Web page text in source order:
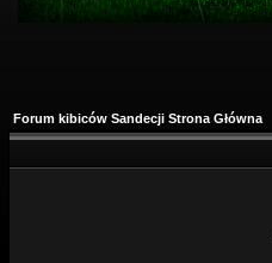
Forum kibiców Sandecji Strona Główna